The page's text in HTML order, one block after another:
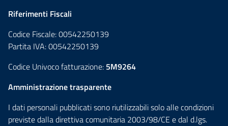
Riferimenti Fiscali
Codice Fiscale: 00542250139
Partita IVA: 00542250139
Codice Univoco fatturazione: 5M9264
Amministrazione trasparente
I dati personali pubblicati sono riutilizzabili solo alle condizioni
previste dalla direttiva comunitaria 2003/98/CE e dal d.lgs.